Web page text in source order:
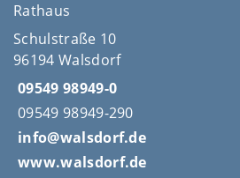
Rathaus
Schulstraße 10
96194 Walsdorf
09549 98949-0
09549 98949-290
info@walsdorf.de
www.walsdorf.de